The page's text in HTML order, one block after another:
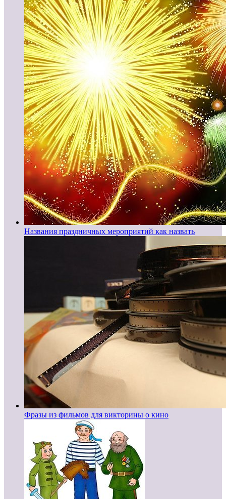
Названия праздничных мероприятий как назвать
Фразы из фильмов для викторины о кино